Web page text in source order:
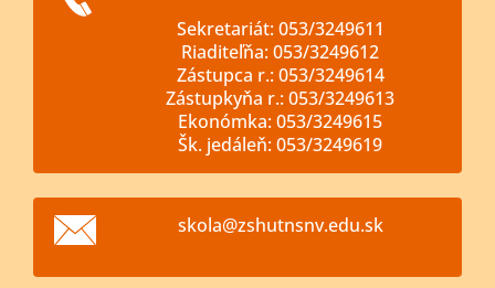
Sekretariát: 053/3249611
Riaditeľňa: 053/3249612
Zástupca r.: 053/3249614
Zástupkyňa r.: 053/3249613
Ekonómka: 053/3249615
Šk. jedáleň: 053/3249619
skola@zshutnsnv.edu.sk